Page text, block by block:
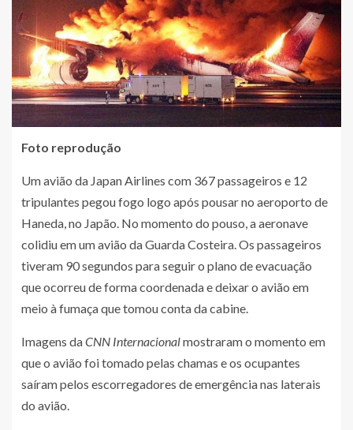
Foto reprodução
Um avião da Japan Airlines com 367 passageiros e 12
tripulantes pegou fogo logo após pousar no aeroporto de
Haneda, no Japão. No momento do pouso, a aeronave
colidiu em um avião da Guarda Costeira. Os passageiros
tiveram 90 segundos para seguir o plano de evacuação
que ocorreu de forma coordenada e deixar o avião em
meio à fumaça que tomou conta da cabine.
Imagens daCNN Internacionalmostraram o momento em
que o avião foi tomado pelas chamas e os ocupantes
saíram pelos escorregadores de emergência nas laterais
do avião.